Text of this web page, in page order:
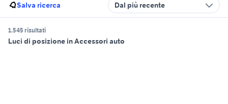
Salva ricerca Dal più recente
1.545 risultati
Luci di posizione in Accessori auto